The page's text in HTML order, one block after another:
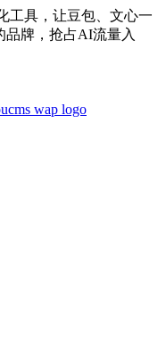
工具，让豆包、文心一
品牌，抢占AI流量入